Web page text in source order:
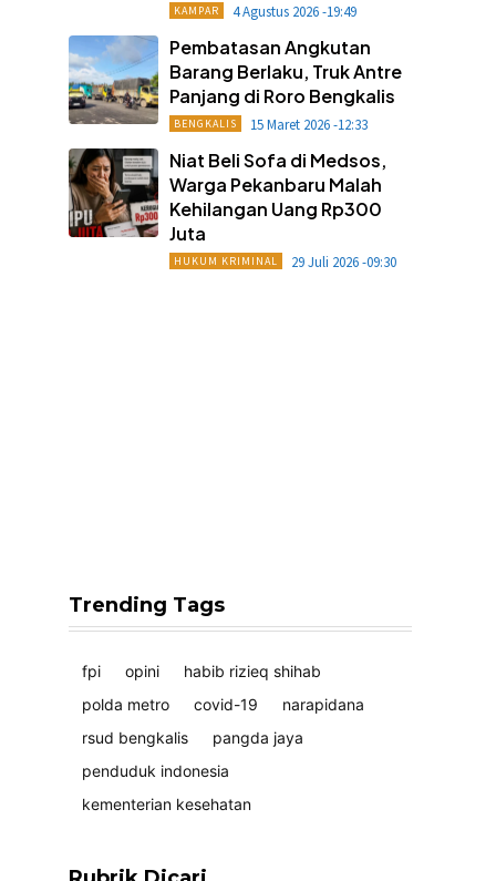
KAMPAR 4 Agustus 2026 -19:49
Pembatasan Angkutan
Barang Berlaku, Truk Antre
Panjang di Roro Bengkalis
BENGKALIS 15 Maret 2026 -12:33
Niat Beli Sofa di Medsos,
Warga Pekanbaru Malah
Kehilangan Uang Rp300
Juta
HUKUM KRIMINAL 29 Juli 2026 -09:30
Trending Tags
fpi opini
habib rizieq shihab
polda metro
covid-19
narapidana
rsud bengkalis
pangda jaya
penduduk indonesia
kementerian kesehatan